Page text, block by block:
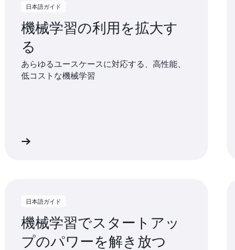
日本語ガイド
機械学習の利用を拡大す
る
あらゆるユースケースに対応する、高性能、
低コストな機械学習
日本語ガイド
機械学習でスタートアッ
プのパワーを解き放つ